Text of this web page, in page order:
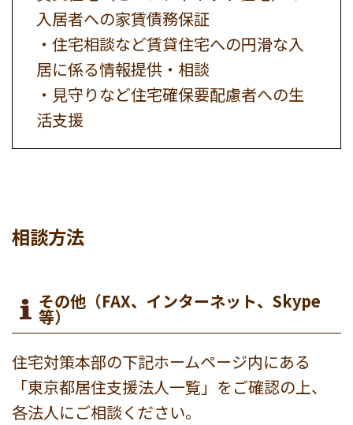
入居者への家賃債務保証
・住宅相談など賃貸住宅への円滑な入
居に係る情報提供・相談
・見守りなど住宅確保要配慮者への生
活支援
相談方法
その他（FAX、インターネット、Skype
等）
住宅対策本部の下記ホームページ内にある
「東京都居住支援法人一覧」をご確認の上、
各法人にご相談ください。